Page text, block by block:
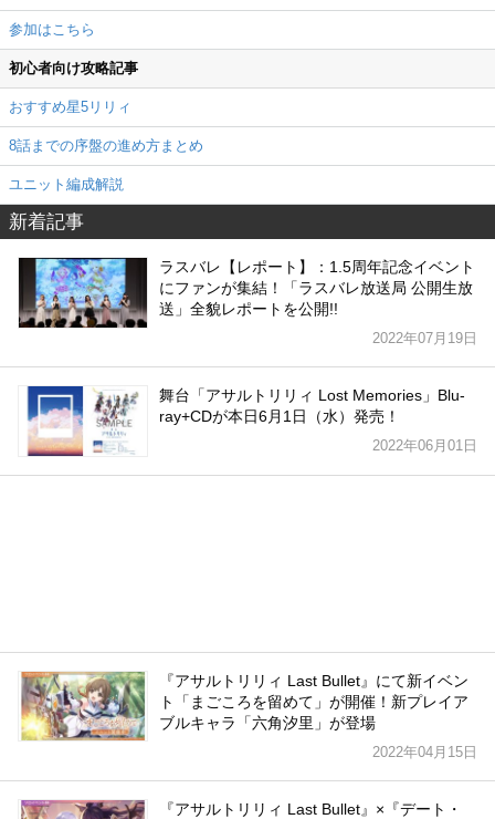
参加はこちら
初心者向け攻略記事
おすすめ星5リリィ
8話までの序盤の進め方まとめ
ユニット編成解説
新着記事
ラスバレ【レポート】：1.5周年記念イベント
にファンが集結！「ラスバレ放送局 公開生放
送」全貌レポートを公開!!
2022年07月19日
舞台「アサルトリリィ Lost Memories」Blu-
ray+CDが本日6月1日（水）発売！
2022年06月01日
『アサルトリリィ Last Bullet』にて新イベン
ト「まごころを留めて」が開催！新プレイア
ブルキャラ「六角汐里」が登場
2022年04月15日
『アサルトリリィ Last Bullet』×『デート・